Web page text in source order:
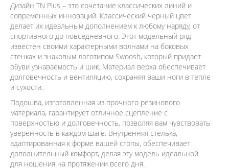
Дизайн TN Plus – это сочетание классических линий и
современных инноваций. Классический черный цвет
делает их идеальным дополнением к любому наряду, от
спортивного до повседневного. Этот модельный ряд
известен своими характерными волнами на боковых
стенках и знаковым логотипом Swoosh, который придает
обуви узнаваемость и шик. Материал верха обеспечивает
долговечность и вентиляцию, сохраняя ваши ноги в тепле
и сухости.
Подошва, изготовленная из прочного резинового
материала, гарантирует отличное сцепление с
поверхностью и долговечность, позволяя вам чувствовать
уверенность в каждом шаге. Внутренняя стелька,
адаптированная к форме вашей стопы, обеспечивает
дополнительный комфорт, делая эту модель идеальной
для ношения на протяжении всего дня.